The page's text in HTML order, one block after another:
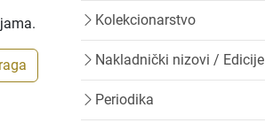
Kolekcionarstvo
Nakladnički nizovi / Edicije
Periodika